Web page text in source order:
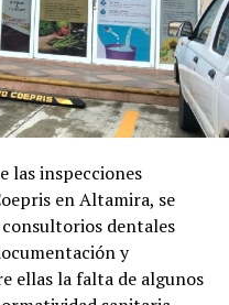
las inspecciones
en Altamira, se
dentales
y
ellas la falta de algunos